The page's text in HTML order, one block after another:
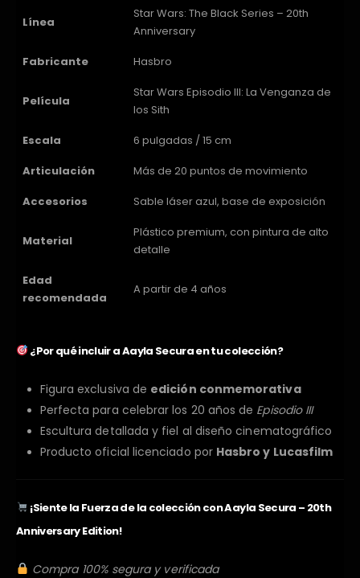
Línea
Star Wars: The Black Series – 20th
Anniversary
Fabricante
Hasbro
Película
Star Wars Episodio III: La Venganza de
los Sith
Escala
6 pulgadas / 15 cm
Articulación
Más de 20 puntos de movimiento
Accesorios
Sable láser azul, base de exposición
Material
Plástico premium, con pintura de alto
detalle
Edad
recomendada
A partir de 4 años
¿Por qué incluir a Aayla Secura en tu colección?
Figura exclusiva de edición conmemorativa
Perfecta para celebrar los 20 años de Episodio III
Escultura detallada y fiel al diseño cinematográfico
Producto oficial licenciado por Hasbro y Lucasfilm
¡Siente la Fuerza de la colección con Aayla Secura – 20th
Anniversary Edition!
Compra 100% segura y verificada